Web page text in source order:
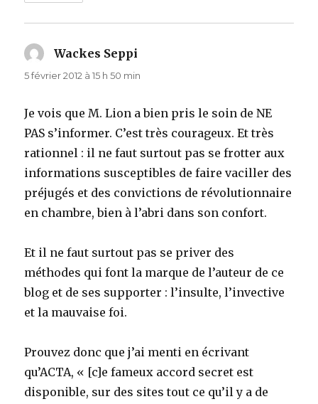
Wackes Seppi
5 février 2012 à 15 h 50 min
Je vois que M. Lion a bien pris le soin de NE
PAS s’informer. C’est très courageux. Et très
rationnel : il ne faut surtout pas se frotter aux
informations susceptibles de faire vaciller des
préjugés et des convictions de révolutionnaire
en chambre, bien à l’abri dans son confort.
Et il ne faut surtout pas se priver des
méthodes qui font la marque de l’auteur de ce
blog et de ses supporter : l’insulte, l’invective
et la mauvaise foi.
Prouvez donc que j’ai menti en écrivant
qu’ACTA, « [c]e fameux accord secret est
disponible, sur des sites tout ce qu’il y a de